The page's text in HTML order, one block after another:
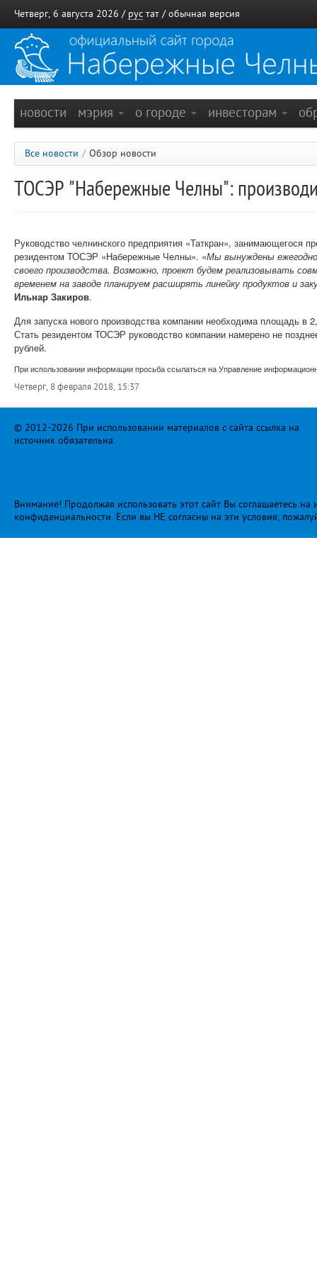
Четверг, 6 августа 2026 / рус тат / обычная версия
новости мэрия о городе инвесторам
Все новости / Обзор новости
ТОСЭР "Набережные Челны":
Руководство челнинского предприятия «Таткран», занимающегося
резидентом ТОСЭР «Набережные Челны». «Мы вынуждены ежегодно
своего производства. Возможно, проект будем реализовывать
временем на заводе планируем расширять линейку продуктов и
Ильнар Закиров.
Для запуска нового производства компании необходима площадь
Стать резидентом ТОСЭР руководство компании намерено не
рублей.
При использовании информации просьба ссылаться на Управление
Четверг, 8 февраля 2018, 15:37
© 2012-2026 При использовании материалов с сайта ссылка на
источник обязательна.
Внимание! Продолжая использовать этот сайт Вы соглашаетесь
конфиденциальности. Если вы НЕ согласны на эти условия,